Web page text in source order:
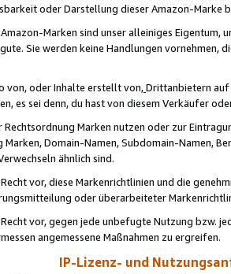
oder Darstellung dieser Amazon-Marke
Marken sind unser alleiniges
Sie werden keine Handlungen vornehmen,
von, oder Inhalte erstellt von,Drittanbietern auf
es sei denn, du hast von diesem Verkäufer
Rechtsordnung Marken nutzen oder zur
Marken, Domain-Namen, Subdomain-Namen,
ähnlich sind.
vor, diese Markenrichtlinien und die
oder überarbeiteter
vor, gegen jede unbefugte Nutzung bzw.
angemessene Maßnahmen zu ergreifen.
IP-Lizenz- und